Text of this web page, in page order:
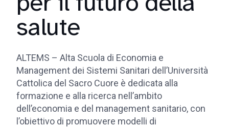
salute
ALTEMS – Alta Scuola di Economia e
Management dei Sistemi Sanitari dell’Università
Cattolica del Sacro Cuore è dedicata alla
formazione e alla ricerca nell’ambito
dell’economia e del management sanitario, con
l’obiettivo di promuovere modelli di